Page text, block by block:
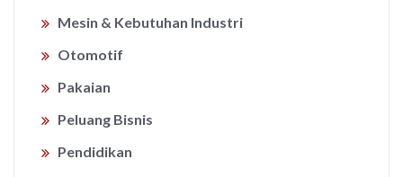
Mesin & Kebutuhan Industri
Otomotif
Pakaian
Peluang Bisnis
Pendidikan